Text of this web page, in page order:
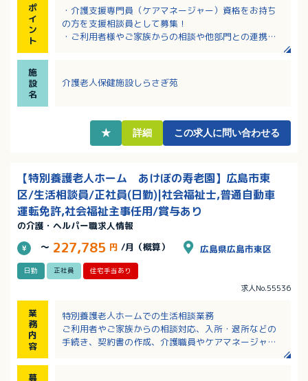
ポ
イ
ン
ト
・介護支援専門員（ケアマネージャー）資格をお持ち
の方を支援相談員として募集！
・ご利用者様やご家族からの相談や他部門との連携を
ランス充実！
施
設
名
介護老人保健施設しらさぎ苑
★ 詳細 この求人に問い合わせる
【特別養護老人ホーム あけぼの寿老園】広島市東
区/生活相談員/正社員(日勤)|社会福祉士,普通自動車
運転免許,社会福祉主事任用/賞与あり
の介護・ヘルパー職求人情報
～ 227,785 円 /月（概算） 広島県広島市東区
日勤 正社員 住宅手当あり
求人No.55536
業
務
内
容
特別養護老人ホームでの生活相談業務
ご利用者やご家族からの相談対応、入所・退所などの
手続き、契約書の作成、介護職員やケアマネージャー
募